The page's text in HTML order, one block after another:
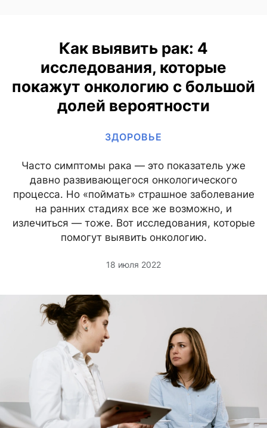
Как выявить рак: 4
исследования, которые
покажут онкологию с большой
долей вероятности
ЗДОРОВЬЕ
Часто симптомы рака — это показатель уже
давно развивающегося онкологического
процесса. Но «поймать» страшное заболевание
на ранних стадиях все же возможно, и
излечиться — тоже. Вот исследования, которые
помогут выявить онкологию.
18 июля 2022